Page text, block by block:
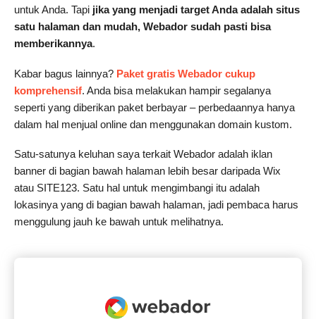
untuk Anda. Tapi jika yang menjadi target Anda adalah situs
satu halaman dan mudah, Webador sudah pasti bisa
memberikannya.
Kabar bagus lainnya? Paket gratis Webador cukup
komprehensif. Anda bisa melakukan hampir segalanya
seperti yang diberikan paket berbayar – perbedaannya hanya
dalam hal menjual online dan menggunakan domain kustom.
Satu-satunya keluhan saya terkait Webador adalah iklan
banner di bagian bawah halaman lebih besar daripada Wix
atau SITE123. Satu hal untuk mengimbangi itu adalah
lokasinya yang di bagian bawah halaman, jadi pembaca harus
menggulung jauh ke bawah untuk melihatnya.